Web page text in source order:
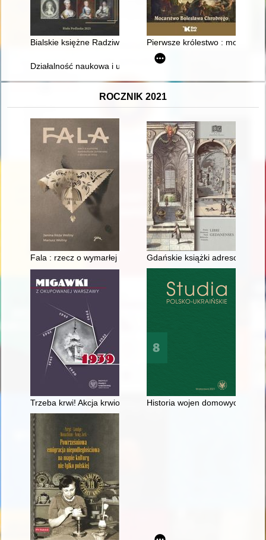
Bialskie księżne Radziwiłłowe Pierwsze królestwo :
Działalność naukowa i upowszechniająca badania naukowe
ROCZNIK 2021
Fala : rzecz o wymarłej kontrkulturze żołnierskiej z dorzecza
Gdańskie książki adresowe w
Trzeba krwi! Akcja krwiodawstwa w czasie obrony Warszawy
Historia wojen domowych w